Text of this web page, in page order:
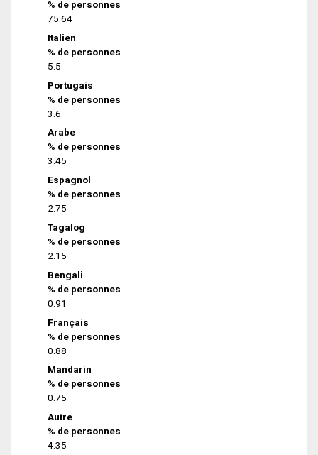
% de personnes
75.64
Italien
% de personnes
5.5
Portugais
% de personnes
3.6
Arabe
% de personnes
3.45
Espagnol
% de personnes
2.75
Tagalog
% de personnes
2.15
Bengali
% de personnes
0.91
Français
% de personnes
0.88
Mandarin
% de personnes
0.75
Autre
% de personnes
4.35